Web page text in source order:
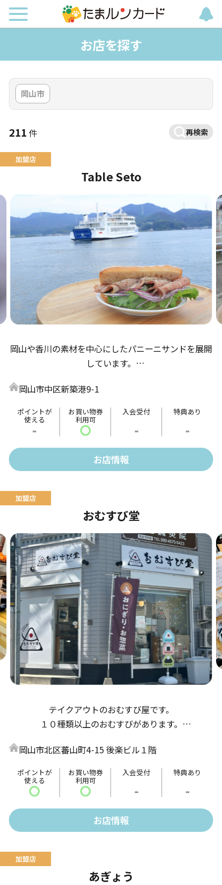
お店を探す
岡山市
211 件 再検索
Table Seto
岡山や香川の素材を中心にしたパニーニサンドを展開
しています。
自慢のサンドとともに新岡山港でどうぞ憩いのひと時
をお過ごしください。
岡山市中区新築港9-1
ポイントが
使える
-
お買い物券
利用可
〇
入会受付
-
特典あり
-
お店情報
おむすび堂
テイクアウトのおむすび屋です。
１０種類以上のおむすびがあります。
のお客様を対象に無料の土曜イベントを開催中。
お子様から大人の方まで幅広い世代のお客様にも楽し
んでいただいております。
おすすめメニュー
・しおむすび ・ほぐし鮭むすび ・焼きおにぎ
岡山市北区蕃山町4-15 後楽ビル１階
ポイントが
使える
〇
お買い物券
利用可
〇
入会受付
-
特典あり
-
お店情報
あぎょう